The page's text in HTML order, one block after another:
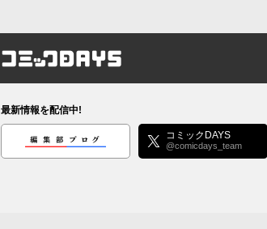
コミックDAYS
最新情報を配信中!
編集部ブログ コミックDAYS
@comicdays_team